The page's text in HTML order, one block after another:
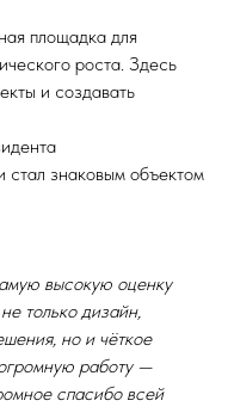
площадка для
роста. Здесь
и создавать
знаковым объектом
высокую оценку
только дизайн,
но и чёткое
работу —
спасибо всей